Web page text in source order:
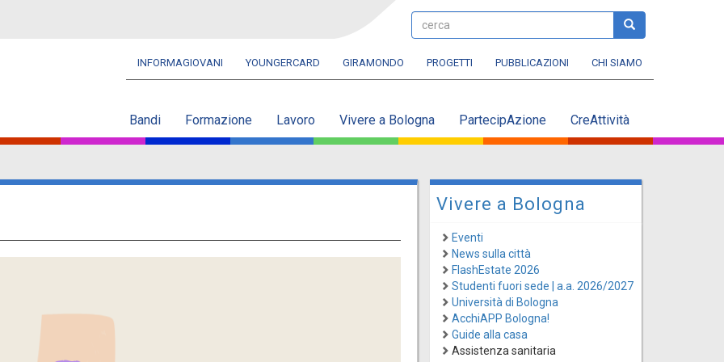
cerca cerca
Navbar
INFORMAGIOVANI YOUNGERCARD GIRAMONDO PROGETTI PUBBLICAZIONI CHI SIAMO
Bandi Formazione Lavoro Vivere a Bologna PartecipAzione CreAttività
Vivere a Bologna
Eventi
News sulla città
FlashEstate 2026
Studenti fuori sede | a.a. 2026/2027
Università di Bologna
AcchiAPP Bologna!
Guide alla casa
Assistenza sanitaria